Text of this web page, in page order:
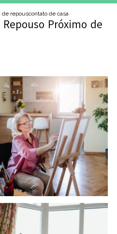
de repouso regiao centro sul
contato de casa de repouso
Próximo de